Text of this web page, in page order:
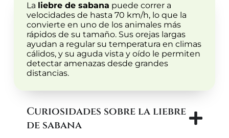
La liebre de sabana puede correr a
velocidades de hasta 70 km/h, lo que la
convierte en uno de los animales más
rápidos de su tamaño. Sus orejas largas
ayudan a regular su temperatura en climas
cálidos, y su aguda vista y oído le permiten
detectar amenazas desde grandes
distancias.
Curiosidades sobre la liebre
de sabana